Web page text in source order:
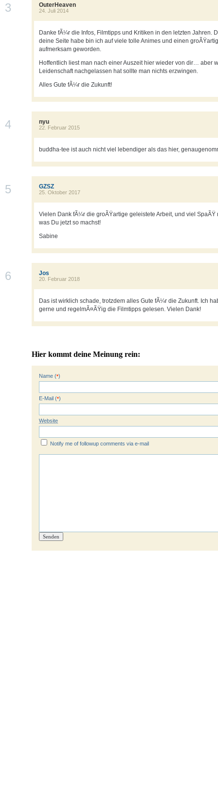
OuterHeaven
24. Juli 2014
3
Danke fÃ¼r die Infos, Filmtipps und Kritiken in den letzten Jahren.
deine Seite habe bin ich auf viele tolle Animes und einen
aufmerksam geworden.
Hoffentlich liest man nach einer Auszeit hier wieder von dir… aber
Leidenschaft nachgelassen hat sollte man nichts erzwingen.
Alles Gute fÃ¼r die Zukunft!
nyu
22. Februar 2015
4
buddha-tee ist auch nicht viel lebendiger als das hier,
GZSZ
25. Oktober 2017
5
Vielen Dank fÃ¼r die groÃŸartige geleistete Arbeit, und viel SpaÃŸ
was Du jetzt so machst!
Sabine
Jos
20. Februar 2018
6
Das ist wirklich schade, trotzdem alles Gute fÃ¼r die Zukunft. Ich
gerne und regelmÃ¤ÃŸig die Filmtipps gelesen. Vielen Dank!
Hier kommt deine Meinung rein:
Name (*)
E-Mail (*)
Website
Notify me of followup comments via e-mail